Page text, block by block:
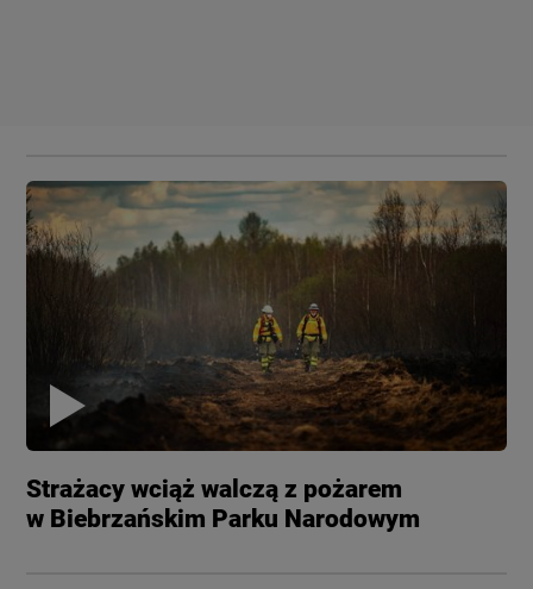
Strażacy wciąż walczą z pożarem
w Biebrzańskim Parku Narodowym